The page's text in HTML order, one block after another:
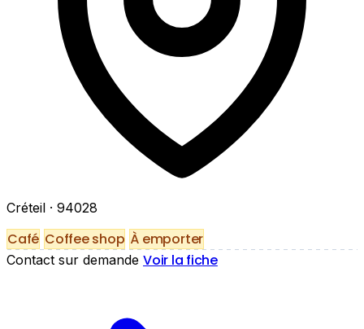
Créteil · 94028
Café Coffee shop À emporter
Contact sur demande Voir la fiche